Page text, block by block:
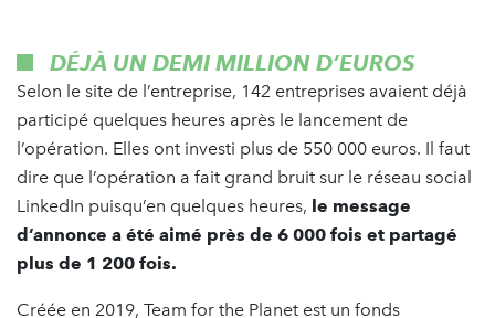
DÉJÀ UN DEMI MILLION D’EUROS
Selon le site de l’entreprise, 142 entreprises avaient déjà
participé quelques heures après le lancement de
l’opération. Elles ont investi plus de 550 000 euros. Il faut
dire que l’opération a fait grand bruit sur le réseau social
LinkedIn puisqu’en quelques heures, le message
d’annonce a été aimé près de 6 000 fois et partagé
plus de 1 200 fois.
Créée en 2019, Team for the Planet est un fonds